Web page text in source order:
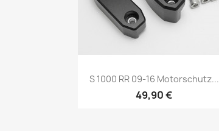
Vorschau
S 1000 RR 09-16 Motorschutz...
49,90 €